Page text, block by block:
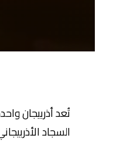
تُعد أذربيجان
السجاد